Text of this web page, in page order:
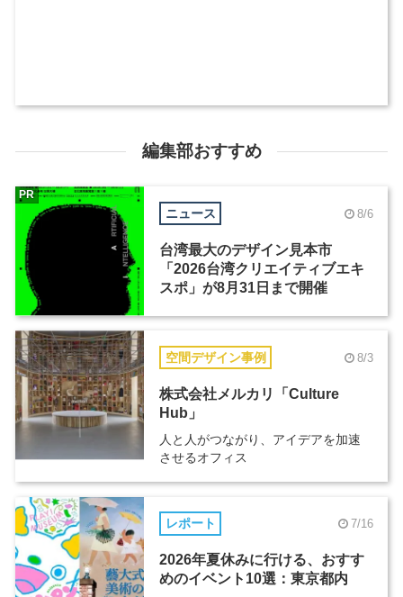
編集部おすすめ
ニュース 8/6
台湾最大のデザイン見本市
「2026台湾クリエイティブエキ
スポ」が8月31日まで開催
PR
空間デザイン事例 8/3
株式会社メルカリ「Culture
Hub」
人と人がつながり、アイデアを加速
させるオフィス
レポート 7/16
2026年夏休みに行ける、おすす
めのイベント10選：東京都内